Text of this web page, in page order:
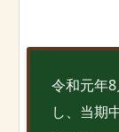
令和元年
し、当期